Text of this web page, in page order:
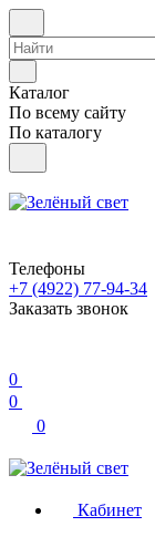
Каталог
По всему сайту
По каталогу
Телефоны
+7 (4922) 77-94-34
Заказать звонок
0
0
0
Кабинет